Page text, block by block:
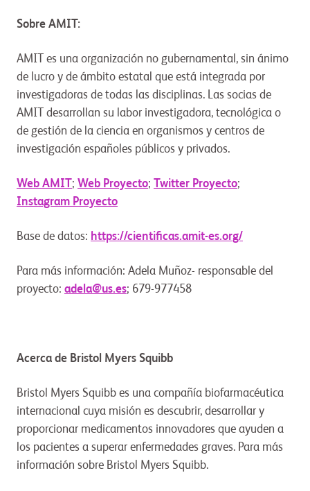
Sobre AMIT:
AMIT es una organización no gubernamental, sin ánimo
de lucro y de ámbito estatal que está integrada por
investigadoras de todas las disciplinas. Las socias de
AMIT desarrollan su labor investigadora, tecnológica o
de gestión de la ciencia en organismos y centros de
investigación españoles públicos y privados.
Web AMIT ; Web Proyecto; Twitter Proyecto;
Instagram Proyecto
Base de datos: https://cientificas.amit-es.org/
Para más información: Adela Muñoz- responsable del
proyecto: adela@us.es; 679-977458
Acerca de Bristol Myers Squibb
Bristol Myers Squibb es una compañía biofarmacéutica
internacional cuya misión es descubrir, desarrollar y
proporcionar medicamentos innovadores que ayuden a
los pacientes a superar enfermedades graves. Para más
información sobre Bristol Myers Squibb.